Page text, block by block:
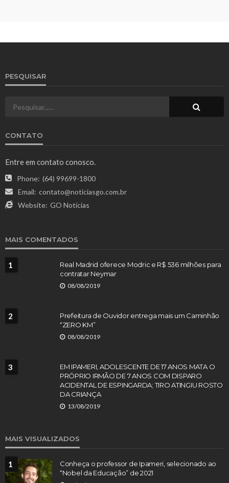
PESQUISAR
CONTATO
Entre em contato conosco.
Phone: (64) 99699-1800
Email: contato@noticiasgo.com.br
Website: GO Notícias
MAIS COMENTADOS
1
Real Madrid oferece Modric e R$ 536 milhões para
contratar Neymar
08/08/2019
2
Prefeitura de Ouvidor entrega mais um Caminhão
“ZERO KM”
08/08/2019
3
EM IPAMERI, ADOLESCENTE DE 17 ANOS MATA O
PRÓPRIO IRMÃO DE 7 ANOS COM DISPARO
ACIDENTAL DE ESPINGARDA; TIRO ATINGIU ROSTO
DA CRIANÇA
13/08/2019
MAIS VISUALIZADOS
1
Conheça o professor de Ipameri, selecionado ao
“Nobel da Educação” de 2021